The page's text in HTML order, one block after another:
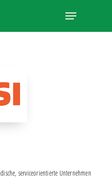
Menu
serviceorientierte Unternehmen
Close